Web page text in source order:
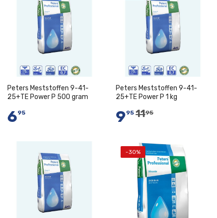
In Winkelwagen
Peters Meststoffen 9-41-
25+TE Power P 500 gram
695
In Winkelwagen
Peters Meststoffen 9-41-
25+TE Power P 1 kg
995 1195
-30%